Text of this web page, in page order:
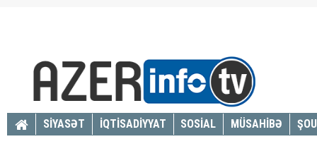
SİYASƏT İQTİSADİYYAT SOSİAL MÜSAHİBƏ